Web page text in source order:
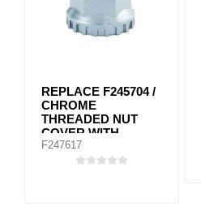
REPLACE F245704 /
CHROME
THREADED NUT
COVER WITH
FLANGE 33MM
F247617